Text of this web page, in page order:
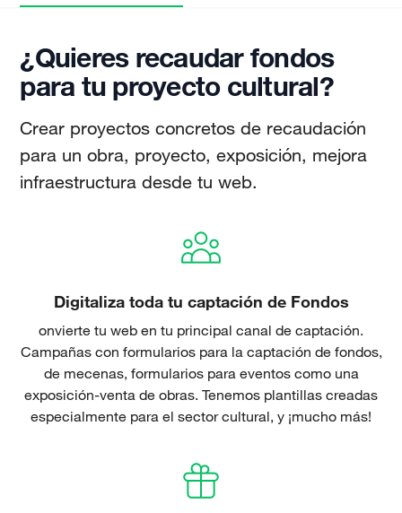
¿Quieres recaudar fondos
para tu proyecto cultural?
Crear proyectos concretos de recaudación
para un obra, proyecto, exposición, mejora
infraestructura desde tu web.
Digitaliza toda tu captación de Fondos
onvierte tu web en tu principal canal de captación.
Campañas con formularios para la captación de fondos,
de mecenas, formularios para eventos como una
exposición-venta de obras. Tenemos plantillas creadas
especialmente para el sector cultural, y ¡mucho más!